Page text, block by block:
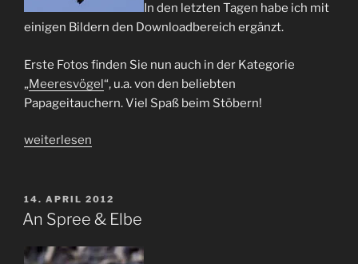
In den letzten Tagen habe ich mit
einigen Bildern den Downloadbereich ergänzt.
Erste Fotos finden Sie nun auch in der Kategorie
„Meeresvögel“, u.a. von den beliebten
Papageitauchern. Viel Spaß beim Stöbern!
„News“
weiterlesen
VERÖFFENTLICHT
AM
14. APRIL 2012
An Spree & Elbe